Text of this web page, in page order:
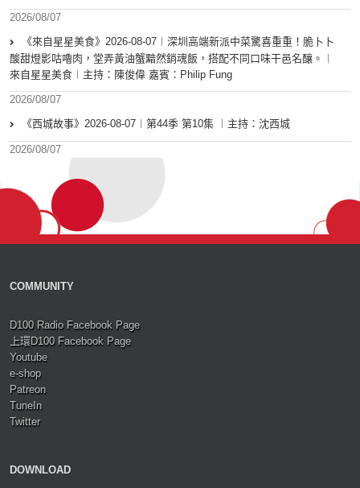
2026/08/07
《來自星星美食》2026-08-07︱深圳高端新派中菜驚喜重重！脆卜卜
酸甜燈影咕嚕肉，堂弄黃油蟹黯然銷魂飯，搭配不同口味干邑名釀。︱
來自星星美食︱主持：陳俊偉 嘉賓：Philip Fung
2026/08/07
《西城故事》2026-08-07︱第44季 第10集 ︱主持：沈西城
2026/08/07
COMMUNITY
D100 Radio Facebook Page
上環D100 Facebook Page
Youtube
e-shop
Patreon
TuneIn
Twitter
DOWNLOAD